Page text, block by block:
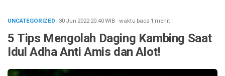
UNCATEGORIZED · 30 Jun 202220:40WIB ·waktu baca 1 menit
5 Tips Mengolah Daging Kambing Saat
Idul Adha Anti Amis dan Alot!